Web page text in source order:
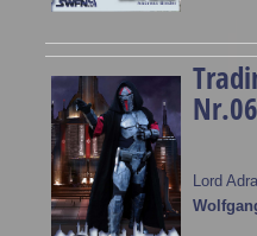
Lord